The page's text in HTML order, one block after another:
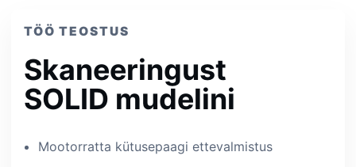
TÖÖ TEOSTUS
Skaneeringust
SOLID mudelini
Mootorratta kütusepaagi ettevalmistus